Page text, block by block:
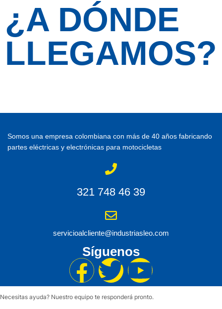
¿A DÓNDE
LLEGAMOS?
Somos una empresa colombiana con más de 40 años fabricando
partes eléctricas y electrónicas para motocicletas
321 748 46 39
servicioalcliente@industriasleo.com
Síguenos
Necesitas ayuda? Nuestro equipo te responderá pronto.